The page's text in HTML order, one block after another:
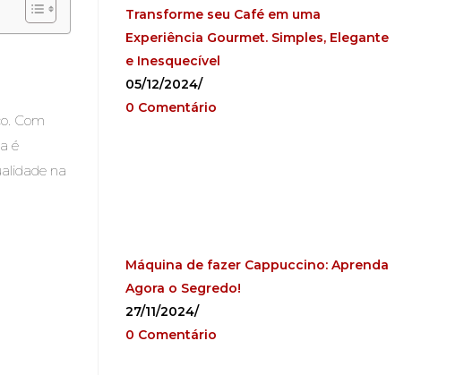
Com
é
na
Transforme seu Café em uma
Experiência Gourmet. Simples, Elegante
e Inesquecível
05/12/2024/
0 Comentário
Máquina de fazer Cappuccino: Aprenda
Agora o Segredo!
27/11/2024/
0 Comentário